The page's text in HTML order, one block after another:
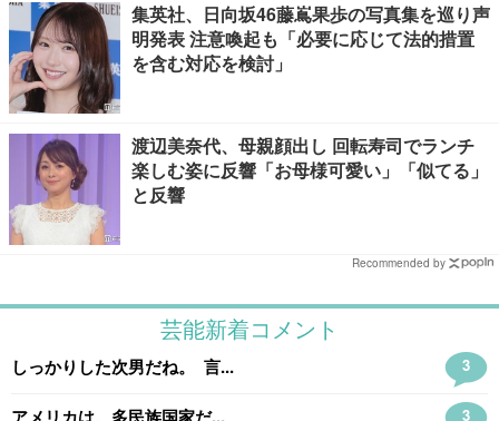
集英社、日向坂46藤嶌果歩の写真集を巡り声
明発表 注意喚起も「必要に応じて法的措置
を含む対応を検討」
渡辺美奈代、母親顔出し 回転寿司でランチ
楽しむ姿に反響「お母様可愛い」「似てる」
と反響
Recommended by